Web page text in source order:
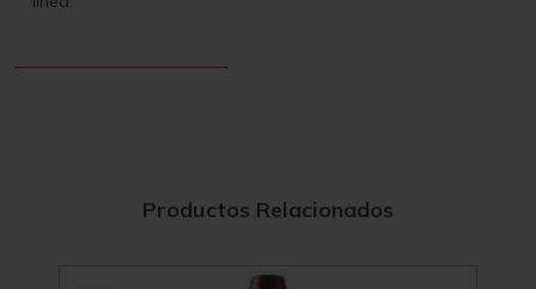
Productos Relacionados